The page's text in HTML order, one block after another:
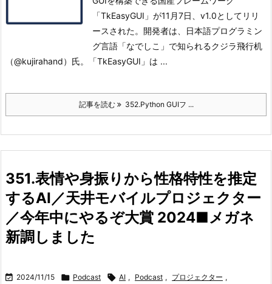
「TkEasyGUI」が11月7日、v1.0としてリリ
ースされた。 開発者は、日本語プログラミン
グ言語「なでしこ」で知られるクジラ飛行机
（@kujirahand）氏。
「TkEasyGUI」は ...
記事を読む 352.Python GUIフ ...
351.表情や身振りから性格特性を推定
するAI／天井モバイルプロジェクター
／今年中にやるぞ大賞 2024■メガネ
新調しました
 2024/11/15  Podcast  AI , Podcast , プロジェクター ,